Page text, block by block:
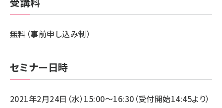
無料（事前申し込み制）
セミナー日時
2021年2月24日（水）15:00～16:30（受付開始14:45より）